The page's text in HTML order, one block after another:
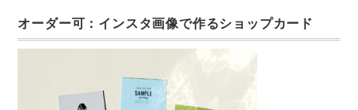
オーダー可：インスタ画像で作るショップカード